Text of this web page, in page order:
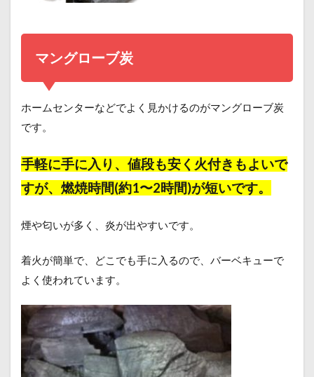
マングローブ炭
ホームセンターなどでよく見かけるのがマングローブ炭
です。
手軽に手に入り、値段も安く火付きもよいで
すが、燃焼時間(約1〜2時間)が短いです。
煙や匂いが多く、炎が出やすいです。
着火が簡単で、どこでも手に入るので、バーベキューで
よく使われています。